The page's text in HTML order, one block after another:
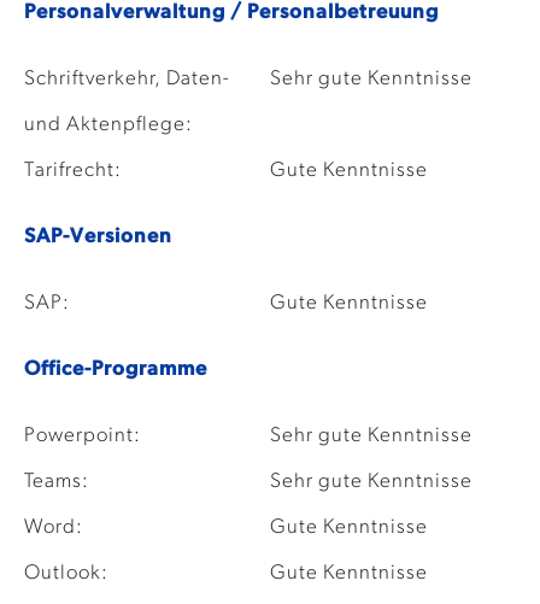
Personalverwaltung / Personalbetreuung
Schriftverkehr, Daten-
und Aktenpflege:
Sehr gute Kenntnisse
Tarifrecht: Gute Kenntnisse
SAP-Versionen
SAP: Gute Kenntnisse
Office-Programme
Powerpoint: Sehr gute Kenntnisse
Teams: Sehr gute Kenntnisse
Word: Gute Kenntnisse
Outlook: Gute Kenntnisse